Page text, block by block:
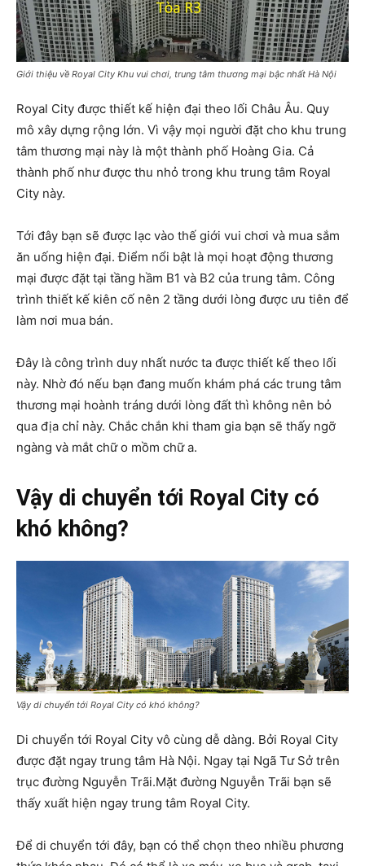
Giới thiệu về Royal City Khu vui chơi, trung tâm thương mại bậc nhất Hà Nội
Royal City được thiết kế hiện đại theo lối Châu Âu. Quy
mô xây dựng rộng lớn. Vì vậy mọi người đặt cho khu trung
tâm thương mại này là một thành phố Hoàng Gia. Cả
thành phố như được thu nhỏ trong khu trung tâm Royal
City này.
Tới đây bạn sẽ được lạc vào thế giới vui chơi và mua sắm
ăn uống hiện đại. Điểm nổi bật là mọi hoạt động thương
mại được đặt tại tầng hầm B1 và B2 của trung tâm. Công
trình thiết kế kiên cố nên 2 tầng dưới lòng được ưu tiên để
làm nơi mua bán.
Đây là công trình duy nhất nước ta được thiết kế theo lối
này. Nhờ đó nếu bạn đang muốn khám phá các trung tâm
thương mại hoành tráng dưới lòng đất thì không nên bỏ
qua địa chỉ này. Chắc chắn khi tham gia bạn sẽ thấy ngỡ
ngàng và mắt chữ o mồm chữ a.
Vậy di chuyển tới Royal City có
khó không?
Vậy di chuyển tới Royal City có khó không?
Di chuyển tới Royal City vô cùng dễ dàng. Bởi Royal City
được đặt ngay trung tâm Hà Nội. Ngay tại Ngã Tư Sở trên
trục đường Nguyễn Trãi.Mặt đường Nguyễn Trãi bạn sẽ
thấy xuất hiện ngay trung tâm Royal City.
Để di chuyển tới đây, bạn có thể chọn theo nhiều phương